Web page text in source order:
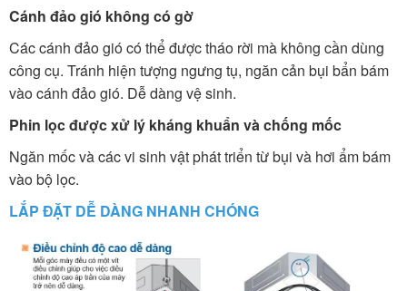
Cánh đảo gió không có gờ
Các cánh đảo gió có thể được tháo rời mà không cần dùng
công cụ. Tránh hiện tượng ngưng tụ, ngăn cản bụi bẩn bám
vào cánh đảo gió. Dễ dàng vệ sinh.
Phin lọc được xử lý kháng khuẩn và chống mốc
Ngăn mốc và các vi sinh vật phát triển từ bụi và hơi ẩm bám
vào bộ lọc.
LẮP ĐẶT DỄ DÀNG NHANH CHÓNG